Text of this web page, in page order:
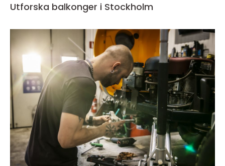
Utforska balkonger i Stockholm